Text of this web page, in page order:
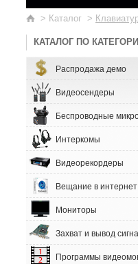
> Каталог >
КАТАЛОГ ПО
Распродажа демо
Видеосендеры
Беспроводные
Интеркомы
Видеорекордеры
Вещание в
Мониторы
Захват и вывод
Программы